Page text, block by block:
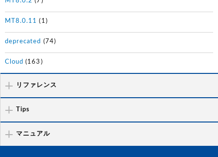
MT8.0.11 (1)
deprecated (74)
Cloud (163)
リファレンス
Tips
マニュアル